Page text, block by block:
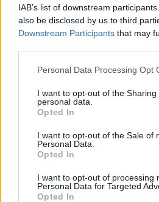
IAB’s list of downstream
also be disclosed by us to third
Downstream Participants that may
Personal Data Processing Opt
I want to opt-out of the Sharing
personal data.
Opted In
I want to opt-out of the Sale of
Personal Data.
Opted In
I want to opt-out of processing
Personal Data for Targeted
Opted In